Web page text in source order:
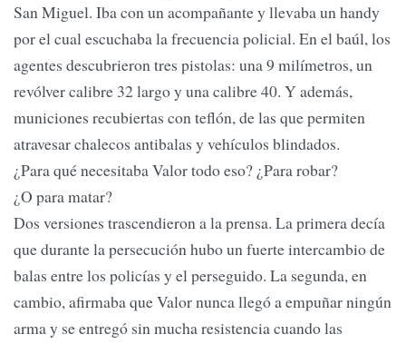
San Miguel. Iba con un acompañante y llevaba un handy
por el cual escuchaba la frecuencia policial. En el baúl, los
agentes descubrieron tres pistolas: una 9 milímetros, un
revólver calibre 32 largo y una calibre 40. Y además,
municiones recubiertas con teflón, de las que permiten
atravesar chalecos antibalas y vehículos blindados.
¿Para qué necesitaba Valor todo eso? ¿Para robar?
¿O para matar?
Dos versiones trascendieron a la prensa. La primera decía
que durante la persecución hubo un fuerte intercambio de
balas entre los policías y el perseguido. La segunda, en
cambio, afirmaba que Valor nunca llegó a empuñar ningún
arma y se entregó sin mucha resistencia cuando las